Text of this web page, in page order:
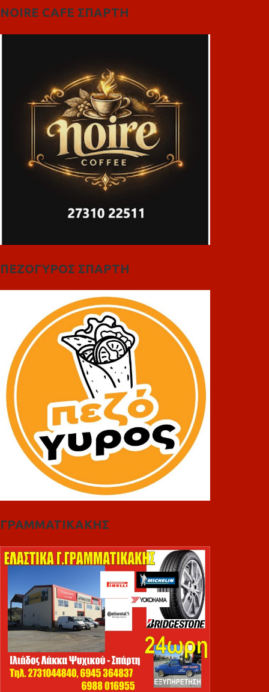
NOIRE CAFE ΣΠΑΡΤΗ
ΠΕΖΟΓΥΡΟΣ ΣΠΑΡΤΗ
ΓΡΑΜΜΑΤΙΚΑΚΗΣ